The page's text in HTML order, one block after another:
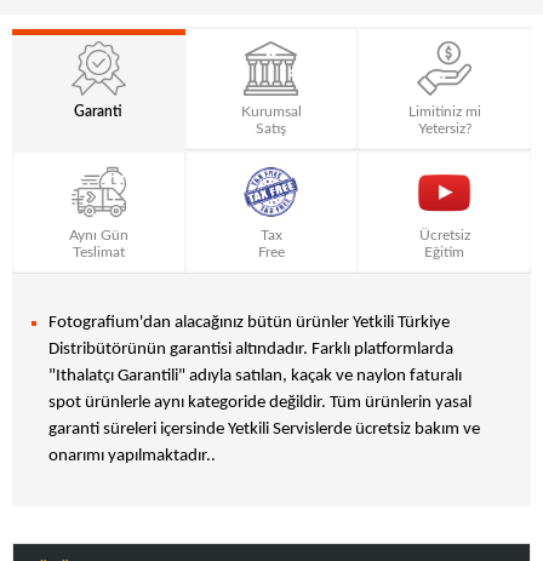
Garanti
Kurumsal
Satış
Limitiniz mi
Yetersiz?
Aynı Gün
Teslimat
Tax
Free
Ücretsiz
Eğitim
Fotografium'dan alacağınız bütün ürünler Yetkili Türkiye
Distribütörünün garantisi altındadır. Farklı platformlarda
"Ithalatçı Garantili" adıyla satılan, kaçak ve naylon faturalı
spot ürünlerle aynı kategoride değildir. Tüm ürünlerin yasal
garanti süreleri içersinde Yetkili Servislerde ücretsiz bakım ve
onarımı yapılmaktadır..